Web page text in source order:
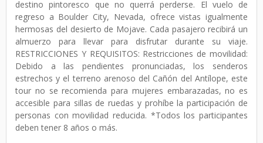
destino pintoresco que no querrá perderse. El vuelo de
regreso a Boulder City, Nevada, ofrece vistas igualmente
hermosas del desierto de Mojave. Cada pasajero recibirá un
almuerzo para llevar para disfrutar durante su viaje.
RESTRICCIONES Y REQUISITOS: Restricciones de movilidad:
Debido a las pendientes pronunciadas, los senderos
estrechos y el terreno arenoso del Cañón del Antílope, este
tour no se recomienda para mujeres embarazadas, no es
accesible para sillas de ruedas y prohíbe la participación de
personas con movilidad reducida. *Todos los participantes
deben tener 8 años o más.